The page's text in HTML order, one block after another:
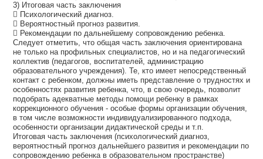
3) Итоговая часть заключения
 Психологический диагноз.
 Вероятностный прогноз развития.
 Рекомендации по дальнейшему сопровождению ребенка.
Следует отметить, что общая часть заключения ориентирована
не только на профильных специалистов, но и на педагогический
коллектив (педагогов, воспитателей, администрацию
образовательного учреждения). Те, кто имеет непосредственный
контакт с ребенком, должны иметь представление о трудностях и
особенностях развития ребенка, что, в свою очередь, позволит
подобрать адекватные методы помощи ребенку в рамках
коррекционного обучения - особые формы организации обучения,
в том числе возможности индивидуализированного подхода,
особенности организации дидактической среды и т.п.
Итоговая часть заключения (психологический диагноз,
вероятностный прогноз дальнейшего развития и рекомендации по
сопровождению ребенка в образовательном пространстве)